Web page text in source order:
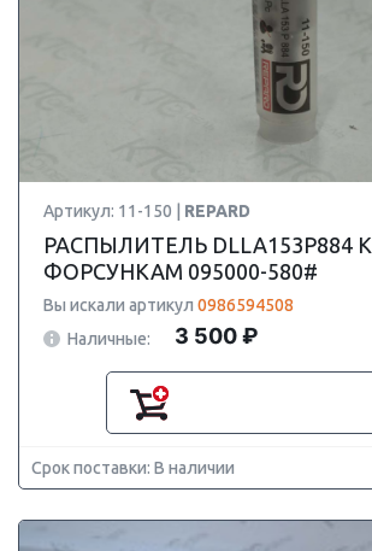
Артикул: 11-150 | REPARD
РАСПЫЛИТЕЛЬ DLLA153P884 К
ФОРСУНКАМ 095000-580#
Вы искали артикул 0986594508
Наличные:
3 500 ₽
Срок поставки: В наличии